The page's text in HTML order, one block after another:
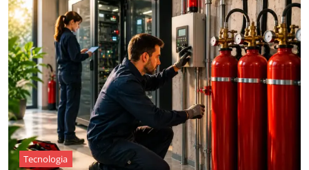
Tecnologia